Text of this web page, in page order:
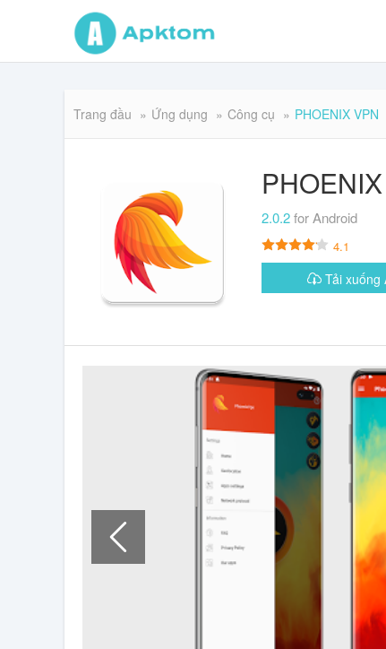
Trang đầu Ứng dụng Công cụ PHOENIX VPN
2.0.2for Android
4.1
Tải xuống